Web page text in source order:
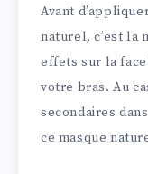
Avant
naturel, c’est la
effets sur la
votre bras. Au
secondaires
ce masque